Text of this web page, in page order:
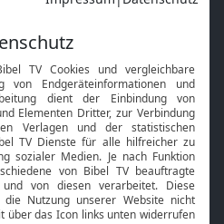
Mobile App
Smart TV
HbbTV
Bibelthek Online-Bibel
Nächster Gottesdienst
Service